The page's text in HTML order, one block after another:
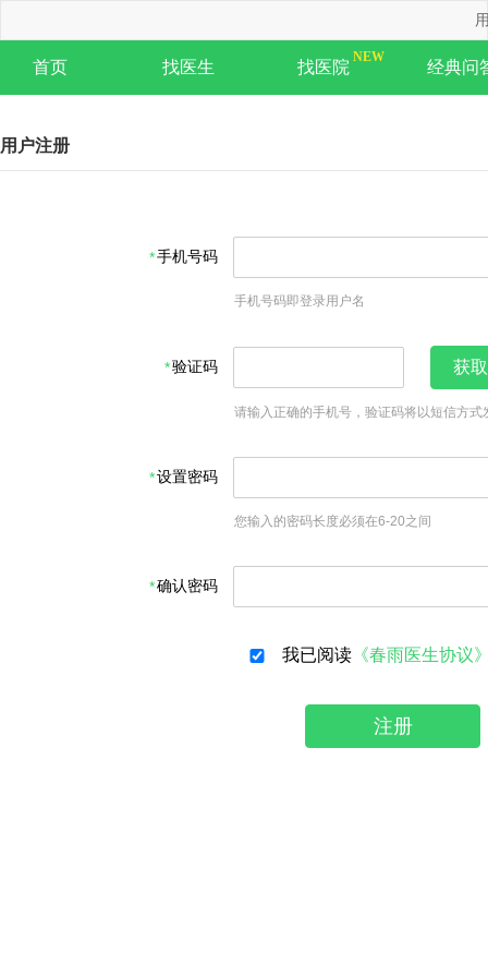
首页 找医生 找医院 经典问
用户注册
手机号码
手机号码即登录用户名
验证码 获
请输入正确的手机号，验证码将以短信方式
设置密码
您输入的密码长度必须在6-20之间
确认密码
我已阅读 《春雨医生协议
注册